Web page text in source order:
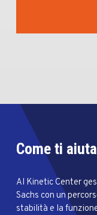
Come ti
Al Kinetic Center
Sachs con un
stabilità e la